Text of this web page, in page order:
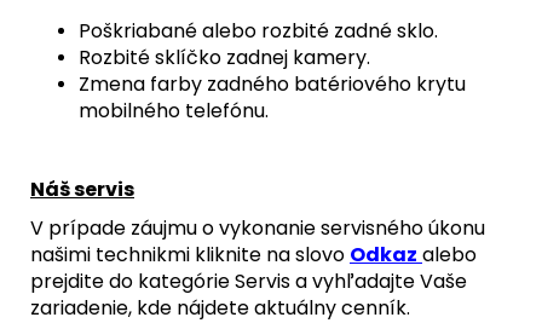
Poškriabané alebo rozbité zadné sklo.
Rozbité sklíčko zadnej kamery.
Zmena farby zadného batériového krytu
mobilného telefónu.
Náš servis
V prípade záujmu o vykonanie servisného úkonu
našimi technikmi kliknite na slovo Odkaz alebo
prejdite do kategórie Servis a vyhľadajte Vaše
zariadenie, kde nájdete aktuálny cenník.